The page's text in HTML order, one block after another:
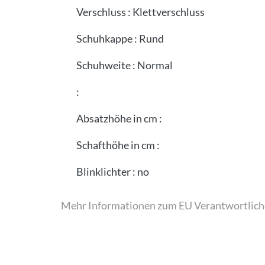
Verschluss : Klettverschluss
Schuhkappe: Rund
Schuhweite: Normal
:
Absatzhöhe in cm :
Schafthöhe in cm :
Blinklichter: no
Mehr Informationen zum EU